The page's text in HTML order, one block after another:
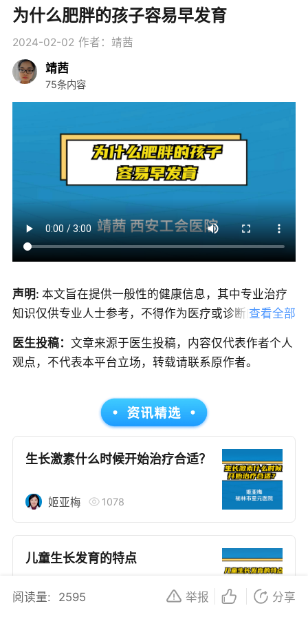
为什么肥胖的孩子容易早发育
2024-02-02 作者：靖茜
靖茜
75条内容
声明: 本文旨在提供一般性的健康信息，其中专业治疗
知识仅供专业人士参考，不得作为医疗或诊断的依据，
息的准确性，但本文中的信息可能不全面，也可能不适
用于所有个体的特定健康状况。读者在做出任何健康决
采取的任何行动，本文作者、出版方或任何相关第三方
不承担任何责任。若身体不适或需要咨询专业医疗问
题，请前往专业医疗机构或咨询专业的医疗人员。
查看全部
医生投稿： 文章来源于医生投稿，内容仅代表作者个人
观点，不代表本平台立场，转载请联系原作者。
生长激素什么时候开始治疗合适？
姬亚梅 1078
儿童生长发育的特点
吴静
阅读量: 2595 举报 分享